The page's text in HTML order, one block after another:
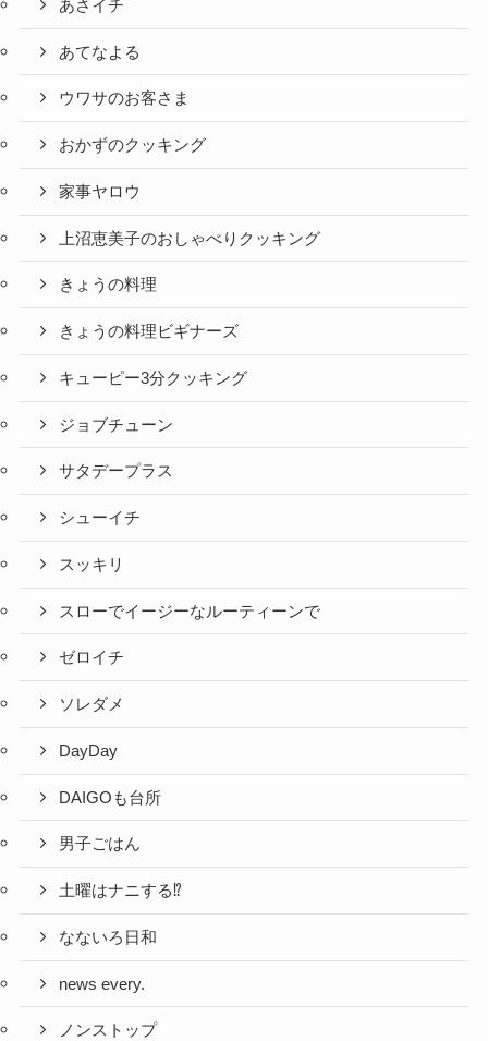
あさイチ
あてなよる
ウワサのお客さま
おかずのクッキング
家事ヤロウ
上沼恵美子のおしゃべりクッキング
きょうの料理
きょうの料理ビギナーズ
キューピー3分クッキング
ジョブチューン
サタデープラス
シューイチ
スッキリ
スローでイージーなルーティーンで
ゼロイチ
ソレダメ
DayDay
DAIGOも台所
男子ごはん
土曜はナニする⁉
なないろ日和
news every.
ノンストップ